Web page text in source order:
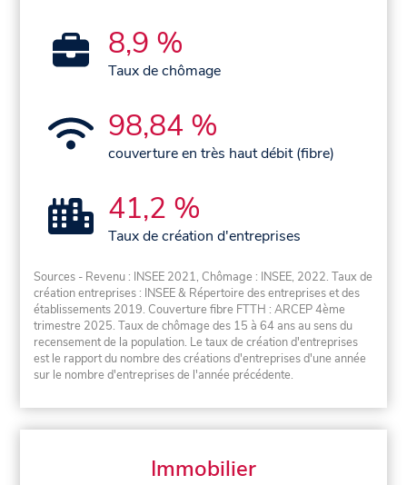
8,9 %
Taux de chômage
98,84 %
couverture en très haut débit (fibre)
41,2 %
Taux de création d'entreprises
Sources - Revenu : INSEE 2021, Chômage : INSEE, 2022. Taux de
création entreprises : INSEE & Répertoire des entreprises et des
établissements 2019. Couverture fibre FTTH : ARCEP 4ème
trimestre 2025. Taux de chômage des 15 à 64 ans au sens du
recensement de la population. Le taux de création d'entreprises
est le rapport du nombre des créations d'entreprises d'une année
sur le nombre d'entreprises de l'année précédente.
Immobilier